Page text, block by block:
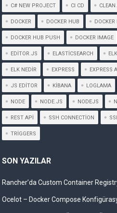
C# NEW PROJECT CI CD
DOCKER DOCKER HUB
DOCKER HUB PUSH DOCKER IMAGE
EDITOR.JS ELASTICSEARCH ELK
ELK NEDIR EXPRESS EXPRESS
JS EDITOR KIBANA LOGLAMA
NODE NODE.JS NODEJS
REST API SSH CONNECTION
TRIGGERS
SON YAZILAR
Rancher’da Custom Container
Ocelot – Docker Compose